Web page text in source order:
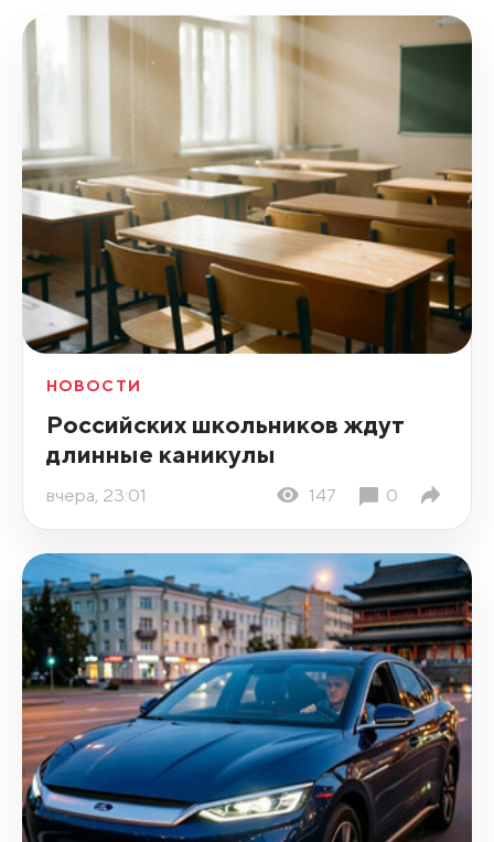
НОВОСТИ
Российских школьников ждут
длинные каникулы
вчера, 23:01 147 0